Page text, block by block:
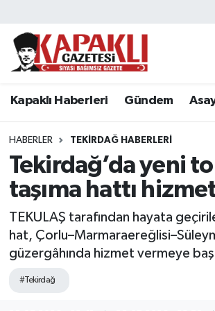
Kapaklı Haberleri Gündem
HABERLER TEKIRDAĞ HABERLERI
Tekirdağ’da yeni
taşıma hattı
TEKULAŞ tarafından hayata
hat,
güzergâhında hizmet vermeye
#Tekirdağ
Kapaklı Haberleri
Asayiş
Spor
Eğitim
Siyaset
Tekirdağ Nöbetçi Eczaneler
Tekirdağ Namaz Vakitleri
Tekirdağ Trafik Yoğunluk
Süper Lig Puan Durumu ve
Tüm Manşetler